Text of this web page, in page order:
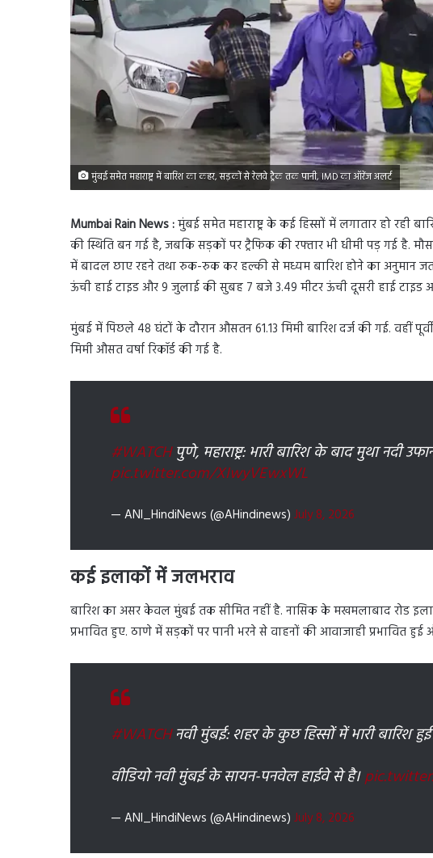
मुंबई समेत महाराष्ट्र में बारिश का कहर, सड़कों से रेलवे ट्रैक तक पानी, IMD का ऑरेंज अलर्ट
Mumbai Rain News :मुंबई समेत महाराष्ट्र के कई हिस्सों में लगातार हो रही
की स्थिति बन गई है, जबकि सड़कों पर ट्रैफिक की रफ्तार भी धीमी पड़ गई है.
में बादल छाए रहने तथा रुक-रुक कर हल्की से मध्यम बारिश होने का अनुमान
ऊंची हाई टाइड और 9 जुलाई की सुबह 7 बजे 3.49 मीटर ऊंची दूसरी हाई टाइड
मुंबई में पिछले 48 घंटों के दौरान औसतन 61.13 मिमी बारिश दर्ज की गई. वहीं
मिमी औसत वर्षा रिकॉर्ड की गई है.
#WATCHपुणे, महाराष्ट्र: भारी बारिश के बाद मुथा नदी
pic.twitter.com/XIwyVEwxWL
— ANI_HindiNews (@AHindinews) July 8, 2026
कई इलाकों में जलभराव
बारिश का असर केवल मुंबई तक सीमित नहीं है. नासिक के मखमलाबाद रोड
प्रभावित हुए. ठाणे में सड़कों पर पानी भरने से वाहनों की आवाजाही प्रभावित
#WATCHनवी मुंबई: शहर के कुछ हिस्सों में भारी बारिश
वीडियो नवी मुंबई के सायन-पनवेल हाईवे से है।
— ANI_HindiNews (@AHindinews) July 8, 2026